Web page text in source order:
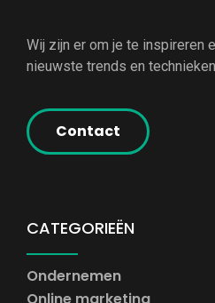
Wij zijn er om je te inspireren
nieuwste trends en
Contact
CATEGORIEËN
Ondernemen
Online marketing